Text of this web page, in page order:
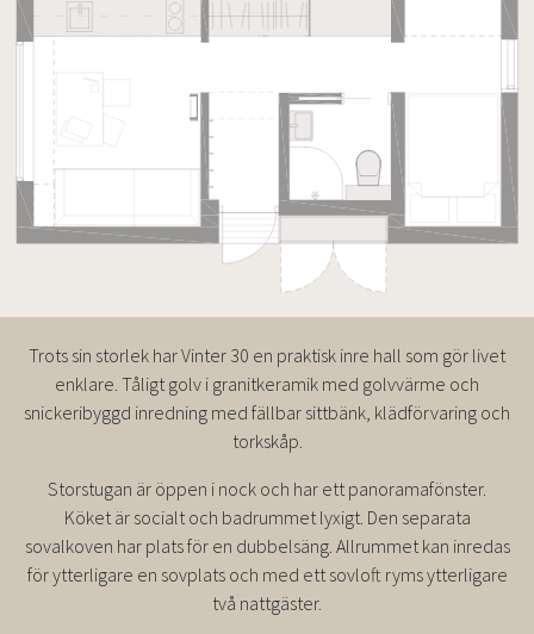
Trots sin storlek har Vinter 30 en praktisk inre hall som gör livet
enklare. Tåligt golv i granitkeramik med golvvärme och
snickeribyggd inredning med fällbar sittbänk, klädförvaring och
torkskåp.
Storstugan är öppen i nock och har ett panoramafönster.
Köket är socialt och badrummet lyxigt. Den separata
sovalkoven har plats för en dubbelsäng. Allrummet kan inredas
för ytterligare en sovplats och med ett sovloft ryms ytterligare
två nattgäster.